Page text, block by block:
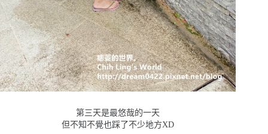
第三天是最悠哉的一天
但不知不覺也踩了不少地方XD